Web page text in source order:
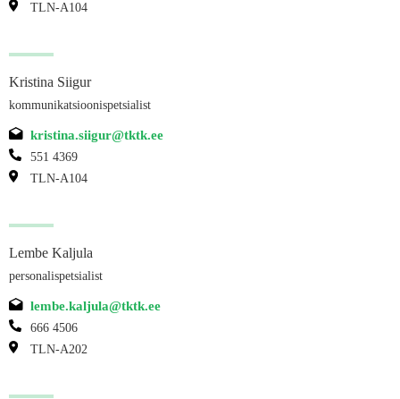
TLN-A104
Kristina Siigur
kommunikatsioonispetsialist
kristina.siigur@tktk.ee
551 4369
TLN-A104
Lembe Kaljula
personalispetsialist
lembe.kaljula@tktk.ee
666 4506
TLN-A202